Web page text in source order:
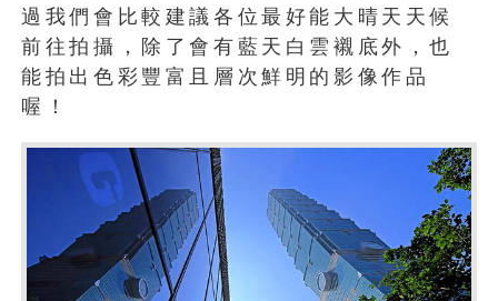
過我們會比較建議各位最好能大晴天天候
前往拍攝，除了會有藍天白雲襯底外，也
能拍出色彩豐富且層次鮮明的影像作品
喔！